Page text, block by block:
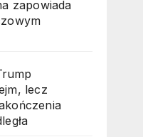
zapowiada
lecz